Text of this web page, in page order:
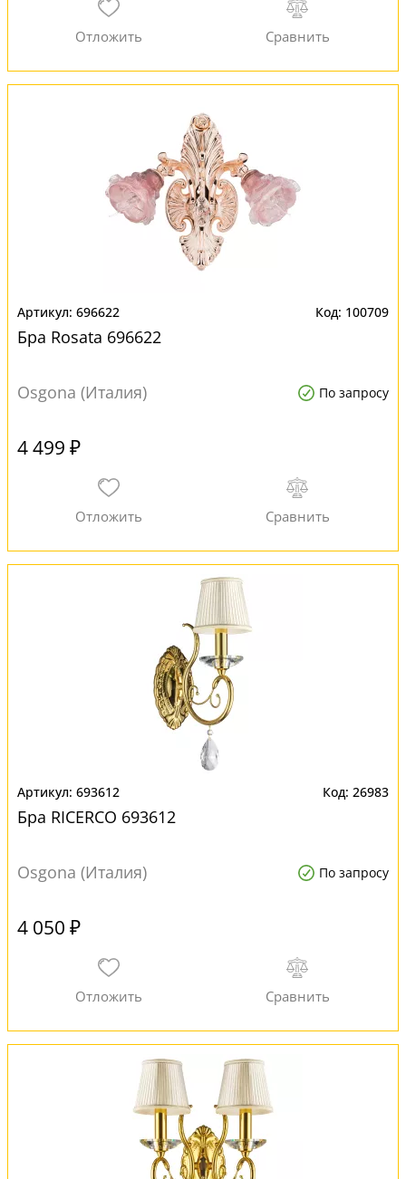
696622 100709
Бра Rosata 696622
Osgona (Италия) По запросу
4 499 ₽
693612 26983
Бра RICERCO 693612
Osgona (Италия) По запросу
4 050 ₽